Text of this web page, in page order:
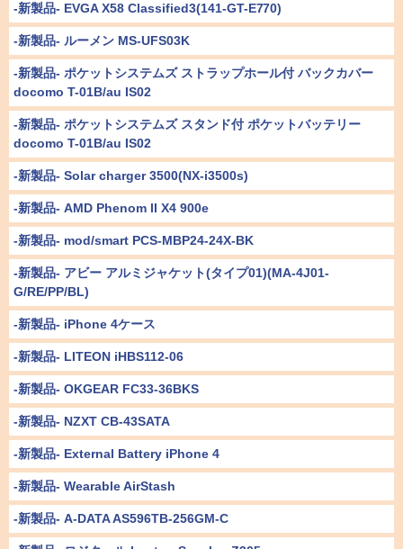
-新製品- EVGA X58 Classified3(141-GT-E770)
-新製品- ルーメン MS-UFS03K
-新製品- ポケットシステムズ ストラップホール付 バックカバー
docomo T-01B/au IS02
-新製品- ポケットシステムズ スタンド付 ポケットバッテリー
docomo T-01B/au IS02
-新製品- Solar charger 3500(NX-i3500s)
-新製品- AMD Phenom II X4 900e
-新製品- mod/smart PCS-MBP24-24X-BK
-新製品- アビー アルミジャケット(タイプ01)(MA-4J01-
G/RE/PP/BL)
-新製品- iPhone 4ケース
-新製品- LITEON iHBS112-06
-新製品- OKGEAR FC33-36BKS
-新製品- NZXT CB-43SATA
-新製品- External Battery iPhone 4
-新製品- Wearable AirStash
-新製品- A-DATA AS596TB-256GM-C